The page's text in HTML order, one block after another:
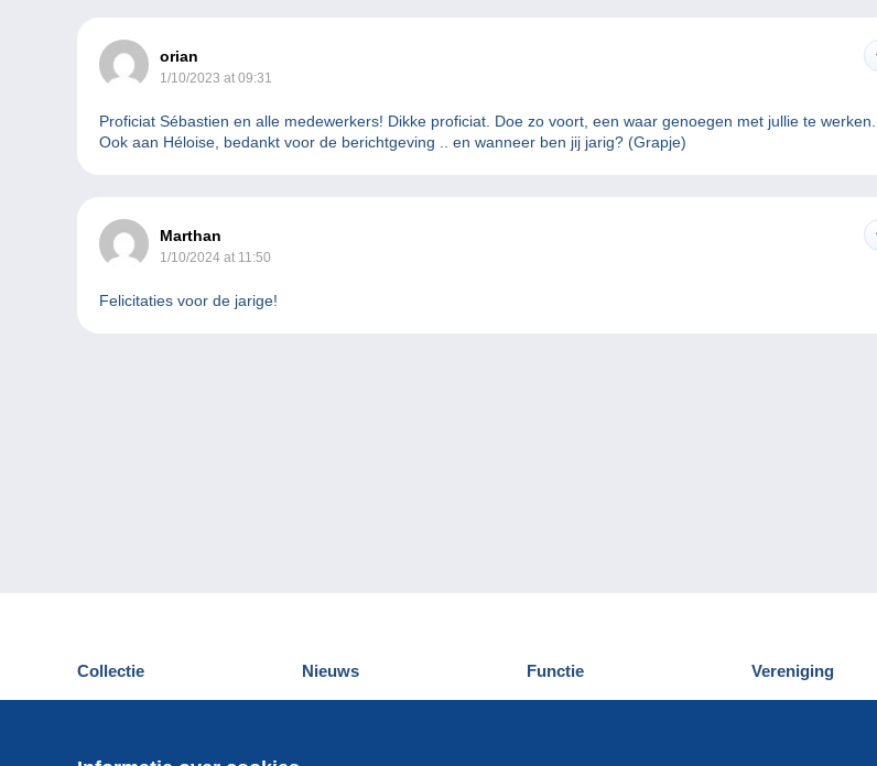
orian
1/10/2023 at 09:31
Proficiat Sébastien en alle medewerkers! Dikke proficiat. Doe zo voort, een waar genoegen met jullie te werken.
Ook aan Héloise, bedankt voor de berichtgeving .. en wanneer ben jij jarig? (Grapje)
Marthan
1/10/2024 at 11:50
Felicitaties voor de jarige!
Collectie
Postkaarten
Nieuws
Delcampe Evenementen
Functie
Nieuwigheden
Vereniging
Wie zijn wij